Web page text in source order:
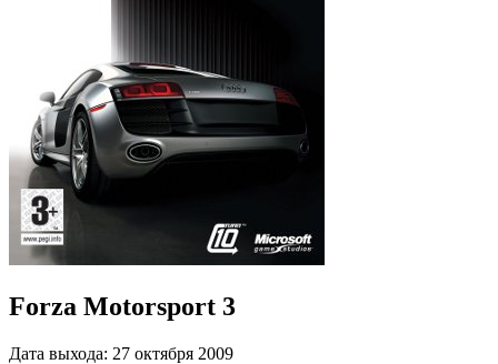
Forza Motorsport 3
Дата выхода: 27 октября 2009